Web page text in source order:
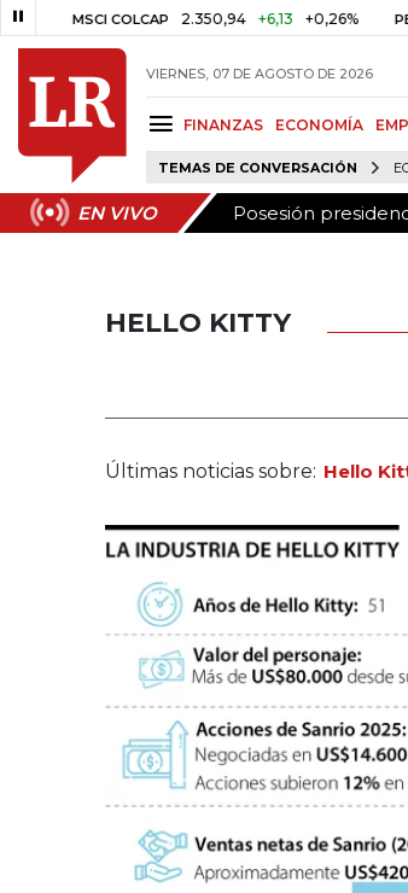
MSCI COLCAP 2.350,94 +6,13 +0,26%
VIERNES, 07 DE AGOSTO DE 2026
FINANZAS ECONOMÍA
TEMAS DE CONVERSACIÓN
EN VIVO Posesión
EN VIVO Posesión
HELLO KITTY
Últimas noticias sobre: Hello